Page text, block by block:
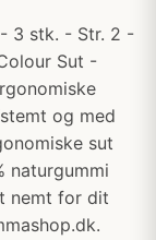
- 3 stk. - Str. 2 -
Sut -
og med
sut
naturgummi
nemt for dit